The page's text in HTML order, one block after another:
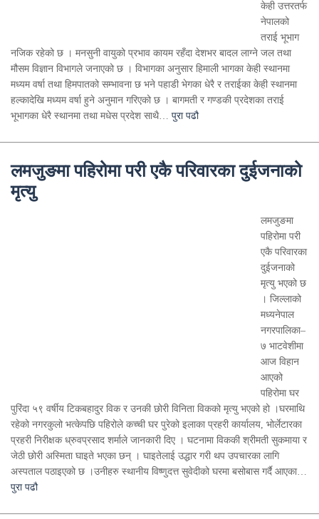
केही उत्तरतर्फ
नेपालको
तराई भूभाग
नजिक रहेको छ । मनसुनी वायुको प्रभाव कायम रहँदा देशभर बादल लाग्ने जल तथा
मौसम विज्ञान विभागले जनाएको छ । विभागका अनुसार हिमाली भागका केही स्थानमा
मध्यम वर्षा तथा हिमपातको सम्भावना छ भने पहाडी भेगका धेरै र तराईका केही स्थानमा
हल्कादेखि मध्यम वर्षा हुने अनुमान गरिएको छ । बागमती र गण्डकी प्रदेशका तराई
भूभागका धेरै स्थानमा तथा मधेस प्रदेश साथै… पुरा पढौ
लमजुङमा पहिरोमा परी एकै परिवारका दुईजनाको
मृत्यु
लमजुङमा
पहिरोमा परी
एकै परिवारका
दुईजनाको
मृत्यु भएको छ
। जिल्लाको
मध्यनेपाल
नगरपालिका–
७ भाटवेशीमा
आज विहान
आएको
पहिरोमा घर
पुरिंदा ५९ वर्षीय टिकबहादुर विक र उनकी छोरी विनिता विकको मृत्यु भएको हो ।घरमाथि
रहेको नगरकुलो भत्केपछि पहिरोले कच्ची घर पुरेको इलाका प्रहरी कार्यालय, भोर्लेटारका
प्रहरी निरीक्षक ध्रुवप्रसाद शर्माले जानकारी दिए । घटनामा विककी श्रीमती सुकमाया र
जेठी छोरी अस्मिता घाइते भएका छन् । घाइतेलाई उद्धार गरी थप उपचारका लागि
अस्पताल पठाइएको छ ।उनीहरु स्थानीय विष्णुदत्त सुवेदीको घरमा बसोबास गर्दै आएका…
पुरा पढौ